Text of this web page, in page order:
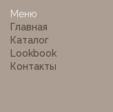
Меню
Главная
Каталог
Lookbook
Контакты